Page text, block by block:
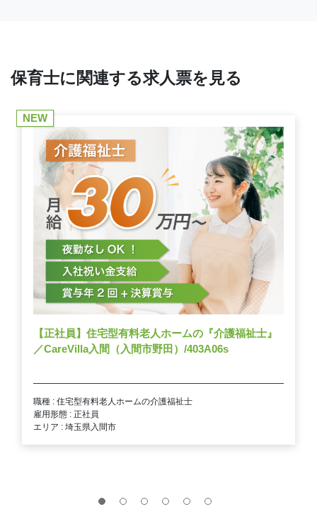
保育士に関連する求人票を見る
NEW
【正社員】住宅型有料老人ホームの『介護福祉士』
／CareVilla入間（入間市野田）/403A06s
職種 : 住宅型有料老人ホームの介護福祉士
雇用形態 : 正社員
エリア : 埼玉県入間市